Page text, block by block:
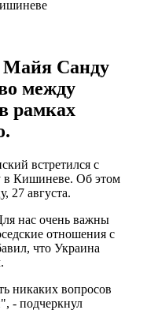
Майя Санду
между
рамках
встретился с
в Кишиневе. Об этом
27 августа.
нас очень важны
отношения с
что Украина
никаких вопросов
- подчеркнул